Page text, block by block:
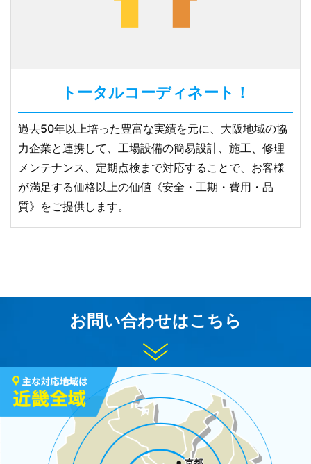
トータルコーディネート！
過去50年以上培った豊富な実績を元に、大阪地域の協
力企業と連携して、工場設備の簡易設計、施工、修理
メンテナンス、定期点検まで対応することで、お客様
が満足する価格以上の価値《安全・工期・費用・品
質》をご提供します。
お問い合わせはこちら